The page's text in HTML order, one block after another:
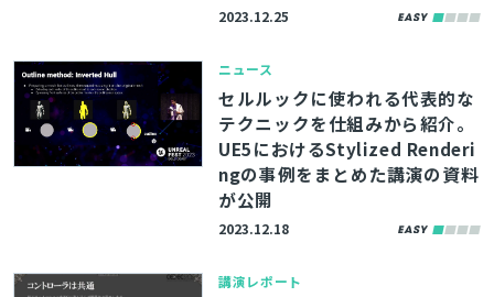
2023.12.25
ニュース
セルルックに使われる代表的な
テクニックを仕組みから紹介。
UE5におけるStylized Renderi
ngの事例をまとめた講演の資料
が公開
2023.12.18
講演レポート